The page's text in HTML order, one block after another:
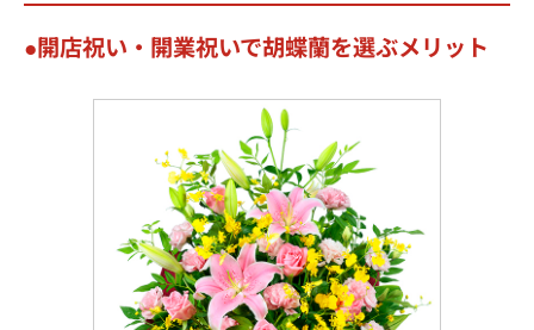
開店祝い・開業祝いで胡蝶蘭を選ぶメリット